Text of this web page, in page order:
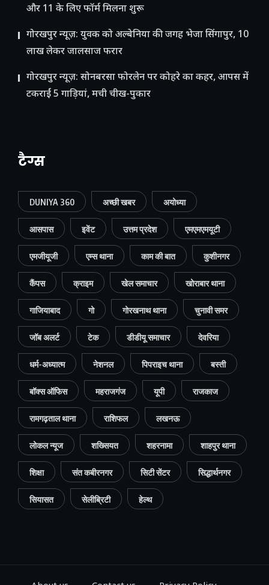
और 11 के लिए फॉर्म मिलना शुरू
गोरखपुर न्यूज़: युवक को अल्बेनिया की जगह भेजा सिंगापुर, 10
लाख लेकर जालसाज फरार
गोरखपुर न्यूज़: सोनबरसा फोरलेन पर कोहरे का कहर, आपस में
टकराईं 5 गाड़ियां, मची चीख-पुकार
टैग्स
DUNIYA 360 अच्छी खबर अयोध्या
आसपास इवेंट उत्तम प्रदेश एमएमएमयूटी
एमजीयूजी एम्स थाना काम की बात कुशीनगर
कैंपस क्राइम खेल समाचार खोराबार थाना
गाजियाबाद गो गोरखनाथ थाना चुनावी समर
जॉब अलर्ट टेक डीडीयू समाचार देवरिया
धर्म-अध्यात्म नेशनल पिपराइच थाना बस्ती
बॉक्स ऑफिस महराजगंज यूपी राजकाज
रामगढ़ताल थाना राशिफल लखनऊ
लोकल न्यूज शख्सियत शहरनामा शाहपुर थाना
शिक्षा संत कबीरनगर सिटी सेंटर सिद्धार्थनगर
सियासत सेलीब्रिटी हेल्थ